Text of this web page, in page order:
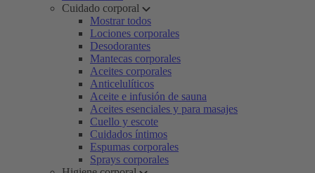
Cuidado corporal
Mostrar todos
Lociones corporales
Desodorantes
Mantecas corporales
Aceites corporales
Anticelulíticos
Aceite e infusión de sauna
Aceites esenciales y para masajes
Cuello y escote
Cuidados íntimos
Espumas corporales
Sprays corporales